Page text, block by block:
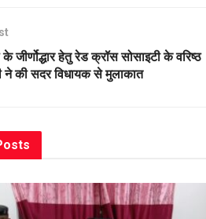
के जीर्णोद्धार हेतु रेड क्रॉस सोसाइटी के वरिष्ठ
ने की सदर विधायक से मुलाकात